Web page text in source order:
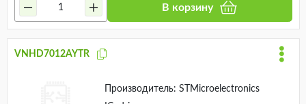
В корзину
VNHD7012AYTR
Производитель: STMicroelectronics